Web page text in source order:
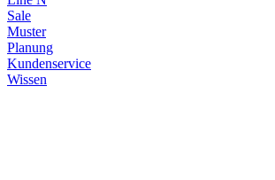
Sale
Muster
Planung
Kundenservice
Wissen